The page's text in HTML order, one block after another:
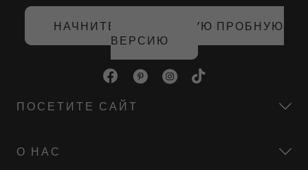
НАЧНИТЕ БЕСПЛАТНУЮ ПРОБНУЮ
ВЕРСИЮ
ПОСЕТИТЕ САЙТ
О НАС